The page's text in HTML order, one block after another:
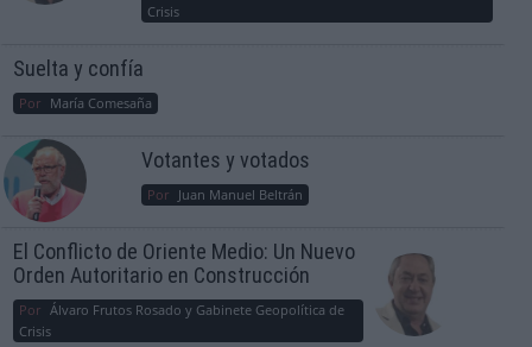
Crisis
Suelta y confía
Por María Comesaña
Votantes y votados
Por Juan Manuel Beltrán
El Conflicto de Oriente Medio: Un Nuevo
Orden Autoritario en Construcción
Por Álvaro Frutos Rosado y Gabinete Geopolítica de
Crisis